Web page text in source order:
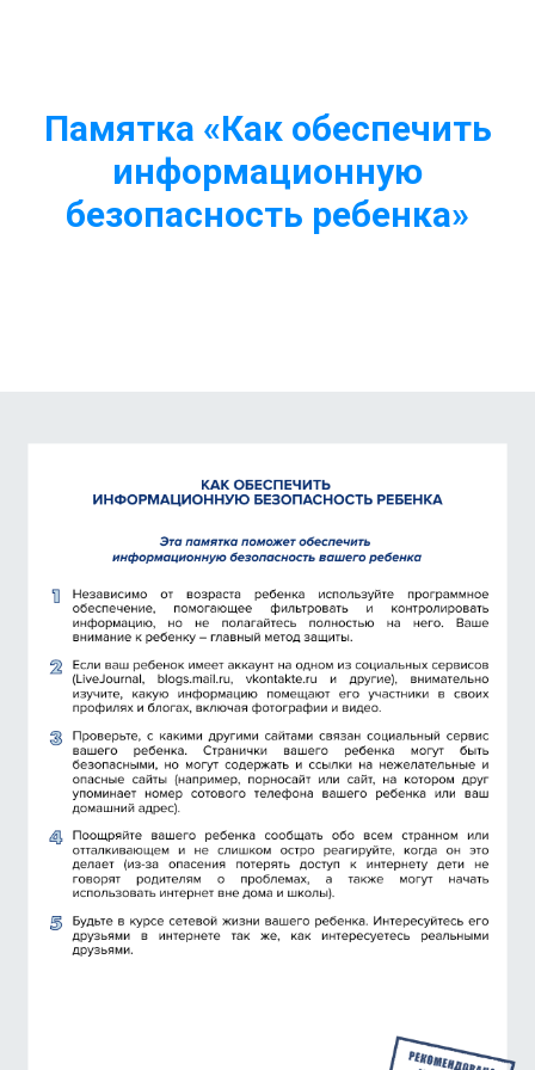
Памятка «Как обеспечить
информационную
безопасность ребенка»